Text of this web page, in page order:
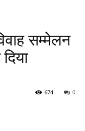
सम्मेलन
0
674